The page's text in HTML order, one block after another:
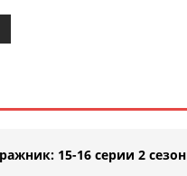
15-16 серии 2 сезон